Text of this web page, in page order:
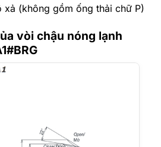
xả (không gồm ống thải chữ P)
vòi chậu nóng lạnh